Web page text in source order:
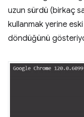
uzun sürdü (birkaç
kullanmak yerine
döndüğünü